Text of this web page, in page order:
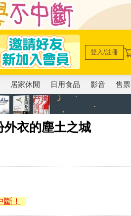
登入/註冊
居家休閒 日用食品 影音 售票
外衣的塵土之城
！